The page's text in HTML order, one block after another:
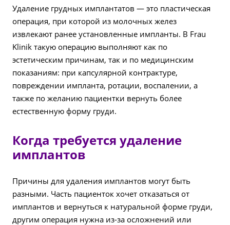
Удаление грудных имплантатов — это пластическая
операция, при которой из молочных желез
извлекают ранее установленные импланты. В Frau
Klinik такую операцию выполняют как по
эстетическим причинам, так и по медицинским
показаниям: при капсулярной контрактуре,
повреждении импланта, ротации, воспалении, а
также по желанию пациентки вернуть более
естественную форму груди.
Когда требуется удаление
имплантов
Причины для удаления имплантов могут быть
разными. Часть пациенток хочет отказаться от
имплантов и вернуться к натуральной форме груди,
другим операция нужна из-за осложнений или